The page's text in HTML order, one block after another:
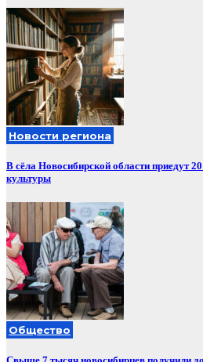
Новости региона
В сёла Новосибирской области приедут
культуры
Общество